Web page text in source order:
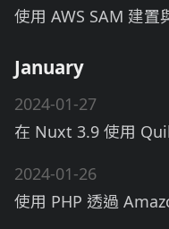
使用 AWS SAM 建置
January
2024-01-27
在 Nuxt 3.9 使用
2024-01-26
使用 PHP 透過